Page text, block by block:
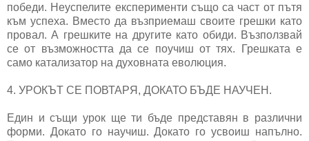
победи. Неуспелите експерименти също са част от пътя
към успеха. Вместо да възприемаш своите грешки като
провал. А грешките на другите като обиди. Възползвай
се от възможността да се поучиш от тях. Грешката е
само катализатор на духовната еволюция.
4. УРОКЪТ СЕ ПОВТАРЯ, ДОКАТО БЪДЕ НАУЧЕН.
Един и същи урок ще ти бъде представян в различни
форми. Докато го научиш. Докато го усвоиш напълно.